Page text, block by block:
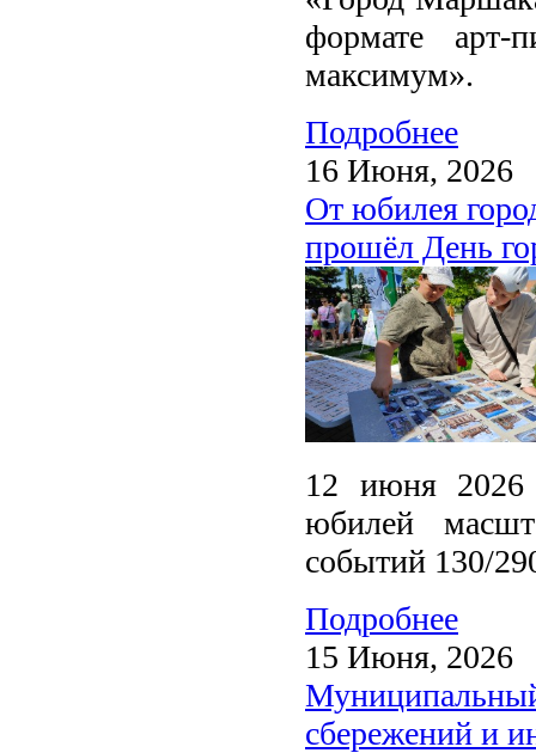
формате арт-
максимум».
Подробнее
16 Июня, 2026
От юбилея
прошёл День
12 июня 2026
юбилей
событий 130/
Подробнее
15 Июня, 2026
Муниципальный
сбережений и